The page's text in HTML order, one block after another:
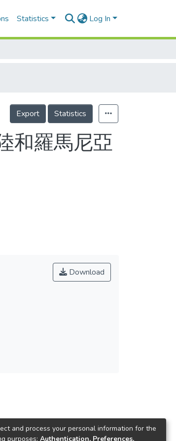
Statistics Log In
Export Statistics
和羅馬尼亞
Download
and process your personal information for the
purposes: Authentication, Preferences,